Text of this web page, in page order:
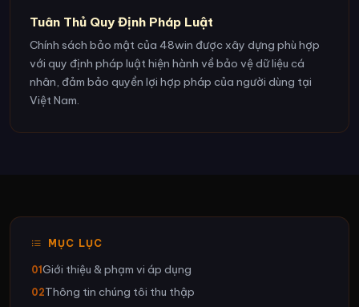
Tuân Thủ Quy Định Pháp Luật
Chính sách bảo mật của 48win được xây dựng phù hợp
với quy định pháp luật hiện hành về bảo vệ dữ liệu cá
nhân, đảm bảo quyền lợi hợp pháp của người dùng tại
Việt Nam.
MỤC LỤC
01Giới thiệu & phạm vi áp dụng
02Thông tin chúng tôi thu thập